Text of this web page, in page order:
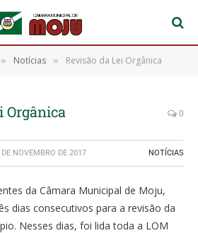
» Notícias » Revisão da Lei Orgânica
Orgânica 0
NOVEMBRO DE 2017 NOTÍCIAS
da Câmara Municipal de Moju,
dias consecutivos para a revisão da
Nesses dias, foi lida toda a LOM